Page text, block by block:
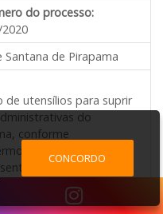
do processo:
de Pirapama
de utensílios para suprir
do
conforme
de Referência -
Edital.
CONCORDO